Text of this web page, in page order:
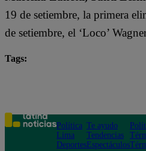
19 de setiembre, la primera
de setiembre, el ‘Loco’
Tags:
Política
Lima
Deportes
Te ayudo
Tendencias
Espectáculos